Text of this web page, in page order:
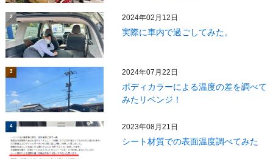
2 2024年02月12日
実際に車内で過ごしてみた。
3 2024年07月22日
ボディカラーによる温度の差を調べて
みたリベンジ！
4 2023年08月21日
シート材質での表面温度調べてみた